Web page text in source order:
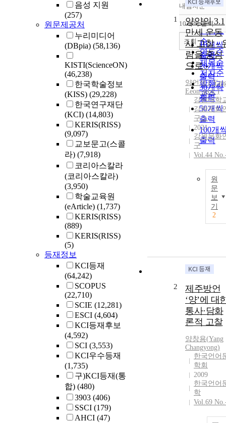
음성 지원
(257)
원문제공처
누리미디어
(DBpia) (58,136)
KISTI(ScienceON)
(46,238)
한국학술정보
(KISS) (29,228)
한국연구재단
(KCI) (14,803)
KERIS(RISS)
(9,097)
교보문고(스콜
라) (7,918)
코리아스칼라
(코리아스칼라)
(3,950)
학술교육원
(eArticle) (1,737)
KERIS(RISS)
(889)
KERIS(RISS)
(5)
등재정보
KCI등재
(64,242)
SCOPUS
(22,710)
SCIE (12,281)
ESCI (4,604)
KCI등재후보
(4,592)
SCI (3,553)
KCI우수등재
(1,735)
구)KCI등재(통
합) (480)
3903 (406)
SSCI (179)
AHCI (47)
정확도
순
인기도
순
연도순
제목순
저자순
발행기
관순
내림차순
내림차
10개씩 출력
10개씩
출력
20개씩
출력
30개씩
출력
50개씩
출력
100개
출력
조회
1
양양의 3.1
만세 운동
사 고찰 -
림을 중심
으로 -
양언석 (
Eeon-seok )
강원대학
강원문화
구소
2021
강원문화
구
Vol.44
원
문
보
기
2
2
제주방언
‘양’에 대
통사·담화
론적 고찰
양창용(Yang
Changyong)
한국언어
학회
2009
한국언어
학
Vol.69